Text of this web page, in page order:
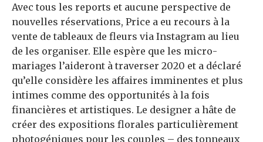
Avec tous les reports et aucune perspective de
nouvelles réservations, Price a eu recours à la
vente de tableaux de fleurs via Instagram au lieu
de les organiser. Elle espère que les micro-
mariages l’aideront à traverser 2020 et a déclaré
qu’elle considère les affaires imminentes et plus
intimes comme des opportunités à la fois
financières et artistiques. Le designer a hâte de
créer des expositions florales particulièrement
photogéniques pour les couples – des tonneaux